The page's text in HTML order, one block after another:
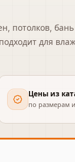
потолков,
для
Цены из
по размерам